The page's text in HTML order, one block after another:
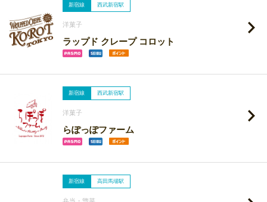
新宿線 西武新宿駅
洋菓子
ラップド クレープ コロット
新宿線 西武新宿駅
洋菓子
らぽっぽファーム
新宿線 高田馬場駅